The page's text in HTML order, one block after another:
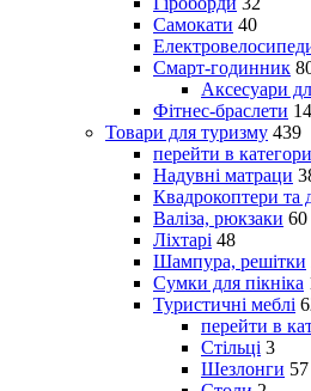
Самокати 40
Смарт-годинник
Аксесуари
Фітнес-браслети 14
Товари для туризму 439
перейти в
Надувні матраци
Квадрокоптери та
Валіза, рюкзаки 60
Ліхтарі 48
Шампура, решітки
Сумки для пікніка
Туристичні меблі
перейти в
Стільці 3
Шезлонги 57